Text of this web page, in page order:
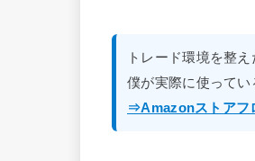
トレード環境を整
僕が実際に使って
⇒Amazonストアフ